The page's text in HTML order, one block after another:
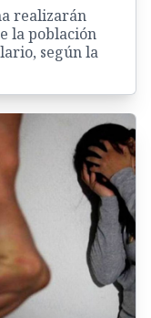
realizarán
la población
según la